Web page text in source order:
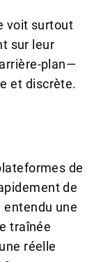
voit surtout
sur leur
plan—
et discrète.
de
de
entendu une
traînée
réelle